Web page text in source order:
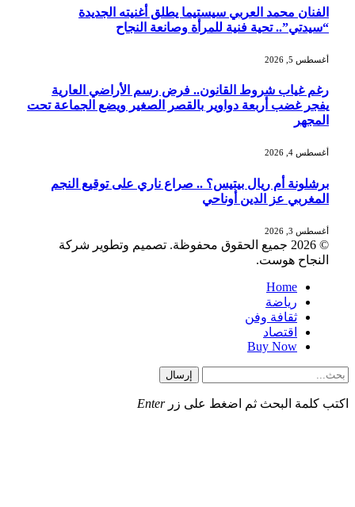
الفنان محمد العربي سيستيما يطلق أغنيته الجديدة
“سيدتي”.. تحية فنية للمرأة وصانعة النجاح
أغسطس 5, 2026
رغم غياب شروط القانون.. فرض رسم الأراضي العارية
يفجر غضب أربعة دواوير بالقصر الصغير ويضع الجماعة تحت
المجهر
أغسطس 4, 2026
برشلونة أم ريال بيتيس؟ .. صراع ناري على توقيع النجم
المغربي عز الدين أوناحي
أغسطس 3, 2026
© 2026 جميع الحقوق محفوظة. تصميم وتطوير شركة
النجاح هوست.
Home
رياضة
ثقافة وفن
اقتصاد
Buy Now
إرسال
اكتب كلمة البحث ثم اضغط على زر Enter